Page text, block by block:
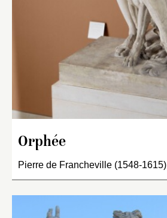
Orphée
Pierre de Francheville (1548-1615)